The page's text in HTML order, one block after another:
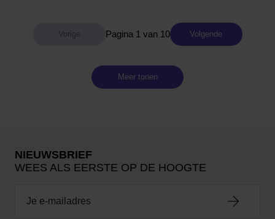
Pagina 1 van 10 Volgende
Meer tonen
NIEUWSBRIEF
WEES ALS EERSTE OP DE HOOGTE